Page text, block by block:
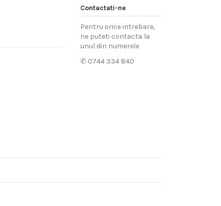
Contactati-ne
Pentru orice intrebare,
ne puteti contacta la
unul din numerele
✆ 0744 334 840